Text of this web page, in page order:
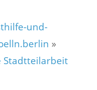
und-
»
Stadtteilarbeit